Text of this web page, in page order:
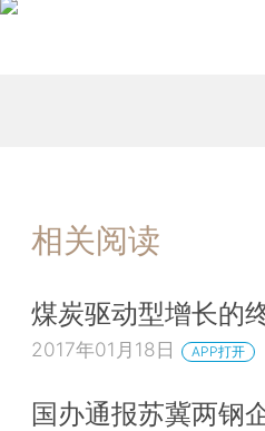
相关阅读
煤炭驱动型增长的
2017年01月18日 APP打开
国办通报苏冀两钢